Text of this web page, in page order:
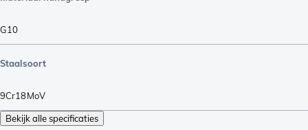
G10
Staalsoort
9Cr18MoV
Bekijk alle specificaties